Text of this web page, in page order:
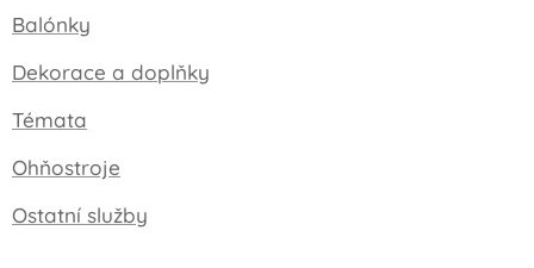
Balónky
Dekorace a doplňky
Témata
Ohňostroje
Ostatní služby